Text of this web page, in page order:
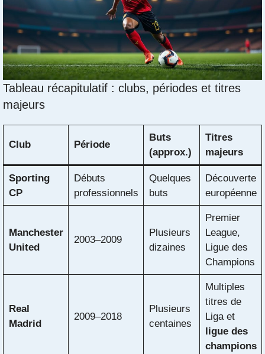
Tableau récapitulatif : clubs, périodes et titres
majeurs
Club Période
Buts
(approx.)
Titres
majeurs
Sporting
CP
Débuts
professionnels
Quelques
buts
Découverte
européenne
Manchester
United
2003–2009
Plusieurs
dizaines
Premier
League,
Ligue des
Champions
Real
Madrid
2009–2018
Plusieurs
centaines
Multiples
titres de
Liga et
ligue des
champions